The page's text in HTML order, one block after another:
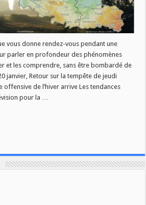
vous donne rendez-vous pendant une
parler en profondeur des phénomènes
et les comprendre, sans être bombardé de
janvier, Retour sur la tempête de jeudi
de l’hiver arrive Les tendances
pour la …